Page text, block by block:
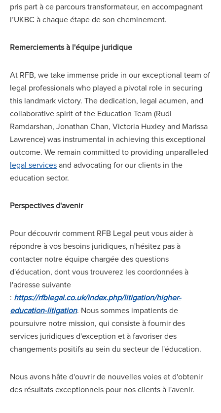
pris part à ce parcours transformateur, en accompagnant
l’UKBC à chaque étape de son cheminement.
Remerciements à l'équipe juridique
At RFB, we take immense pride in our exceptional team of
legal professionals who played a pivotal role in securing
this landmark victory. The dedication, legal acumen, and
collaborative spirit of the Education Team (Rudi
Ramdarshan, Jonathan Chan, Victoria Huxley and Marissa
Lawrence) was instrumental in achieving this exceptional
outcome. We remain committed to providing unparalleled
legal servicesand advocating for our clients in the
education sector.
Perspectives d'avenir
Pour découvrir comment RFB Legal peut vous aider à
répondre à vos besoins juridiques, n'hésitez pas à
contacter notre équipe chargée des questions
d'éducation, dont vous trouverez les coordonnées à
l'adresse suivante
: https://rfblegal.co.uk/index.php/litigation/higher-
education-litigation. Nous sommes impatients de
poursuivre notre mission, qui consiste à fournir des
services juridiques d'exception et à favoriser des
changements positifs au sein du secteur de l'éducation.
Nous avons hâte d'ouvrir de nouvelles voies et d'obtenir
des résultats exceptionnels pour nos clients à l'avenir.